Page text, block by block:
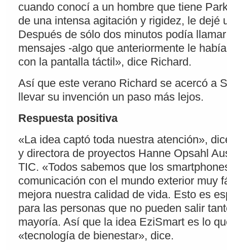
cuando conocí a un hombre que tiene
de una intensa agitación y rigidez, le dejé
Después de sólo dos minutos podía
mensajes -algo que anteriormente le
con la pantalla táctil», dice Richard.
Así que este verano Richard se acercó a
llevar su invención un paso más lejos.
Respuesta positiva
«La idea captó toda nuestra atención»,
y directora de proyectos Hanne Opsahl
TIC. «Todos sabemos que los
comunicación con el mundo exterior muy
mejora nuestra calidad de vida. Esto es
para las personas que no pueden salir
mayoría. Así que la idea EziSmart es lo
«tecnología de bienestar», dice.